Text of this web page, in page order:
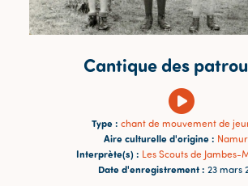
Cantique des
Type : chant de mouvement de
Aire culturelle d'origine :
Interprète(s) : Les Scouts de Jambes-
Date d'enregistrement : 23 mars